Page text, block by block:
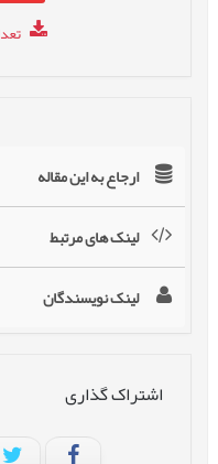
ارجاع به این مقاله
لینک های مرتبط
لینک نویسندگان
اشتراک گذاری